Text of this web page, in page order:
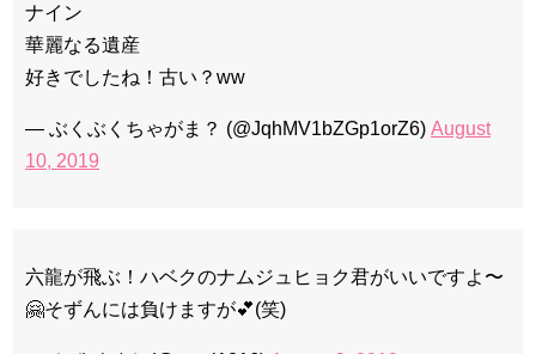
ナイン
華麗なる遺産
好きでしたね！古い？ww
— ぶくぶくちゃがま？ (@JqhMV1bZGp1orZ6) August
10, 2019
六龍が飛ぶ！ハベクのナムジュヒョク君がいいですよ〜
🤗そずんには負けますが💕(笑)